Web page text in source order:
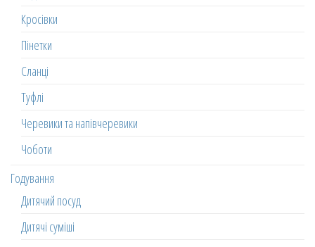
Кросівки
Пінетки
Сланці
Туфлі
Черевики та напівчеревики
Чоботи
Годування
Дитячий посуд
Дитячі суміші